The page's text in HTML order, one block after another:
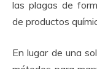
las plagas de
de productos
En lugar de una